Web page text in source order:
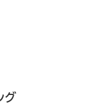
グ